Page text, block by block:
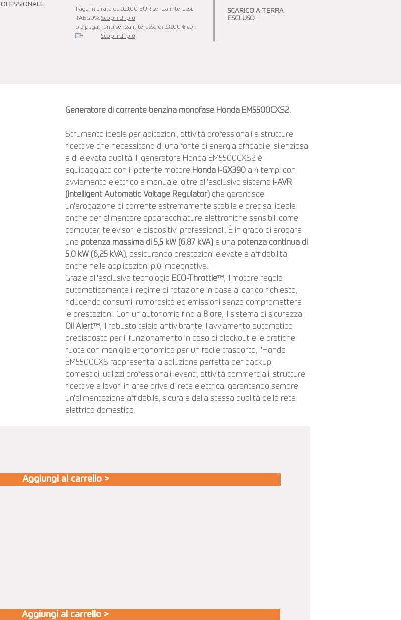
Paga in 3 rate da 333,00 EUR senza interessi.
TAEG0%. Scopri di più
o 3 pagamenti senza interesse di 333.00 € con
Scopri di più
SCARICO A TERRA
ESCLUSO
Generatore di corrente benzina monofase Honda EM5500CXS2.
Strumento ideale per abitazioni, attività professionali e strutture
ricettive che necessitano di una fonte di energia affidabile, silenziosa
e di elevata qualità. Il generatore Honda EM5500CXS2 è
equipaggiato con il potente motore Honda i-GX390a 4 tempi con
avviamento elettrico e manuale, oltre all'esclusivo sistema i-AVR
(Intelligent Automatic Voltage Regulator)che garantisce
un'erogazione di corrente estremamente stabile e precisa, ideale
anche per alimentare apparecchiature elettroniche sensibili come
computer, televisori e dispositivi professionali. È in grado di erogare
una potenza massima di 5,5 kW (6,87 kVA)e una potenza continua di
5,0 kW (6,25 kVA), assicurando prestazioni elevate e affidabilità
anche nelle applicazioni più impegnative.
Grazie all'esclusiva tecnologia ECO-Throttle™, il motore regola
automaticamente il regime di rotazione in base al carico richiesto,
riducendo consumi, rumorosità ed emissioni senza compromettere
le prestazioni. Con un'autonomia fino a 8 ore, il sistema di sicurezza
Oil Alert™, il robusto telaio antivibrante, l'avviamento automatico
predisposto per il funzionamento in caso di blackout e le pratiche
ruote con maniglia ergonomica per un facile trasporto, l'Honda
EM5500CXS rappresenta la soluzione perfetta per backup
domestici, utilizzi professionali, eventi, attività commerciali, strutture
ricettive e lavori in aree prive di rete elettrica, garantendo sempre
un'alimentazione affidabile, sicura e della stessa qualità della rete
elettrica domestica.
Aggiungi al carrello >
Aggiungi al carrello >